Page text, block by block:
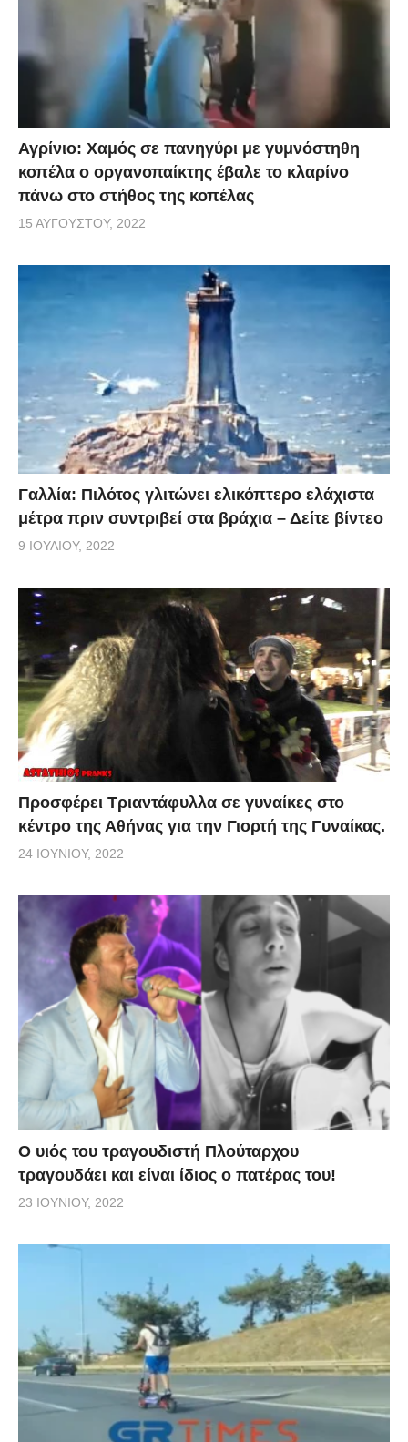
Αγρίνιο: Χαμός σε πανηγύρι με γυμνόστηθη
κοπέλα ο οργανοπαίκτης έβαλε το κλαρίνο
πάνω στο στήθος της κοπέλας
15 ΑΥΓΟΎΣΤΟΥ, 2022
Γαλλία: Πιλότος γλιτώνει ελικόπτερο ελάχιστα
μέτρα πριν συντριβεί στα βράχια – Δείτε βίντεο
9 ΙΟΥΛΊΟΥ, 2022
Προσφέρει Τριαντάφυλλα σε γυναίκες στο
κέντρο της Αθήνας για την Γιορτή της Γυναίκας.
24 ΙΟΥΝΊΟΥ, 2022
O υιός του τραγουδιστή Πλούταρχου
τραγουδάει και είναι ίδιος ο πατέρας του!
23 ΙΟΥΝΊΟΥ, 2022